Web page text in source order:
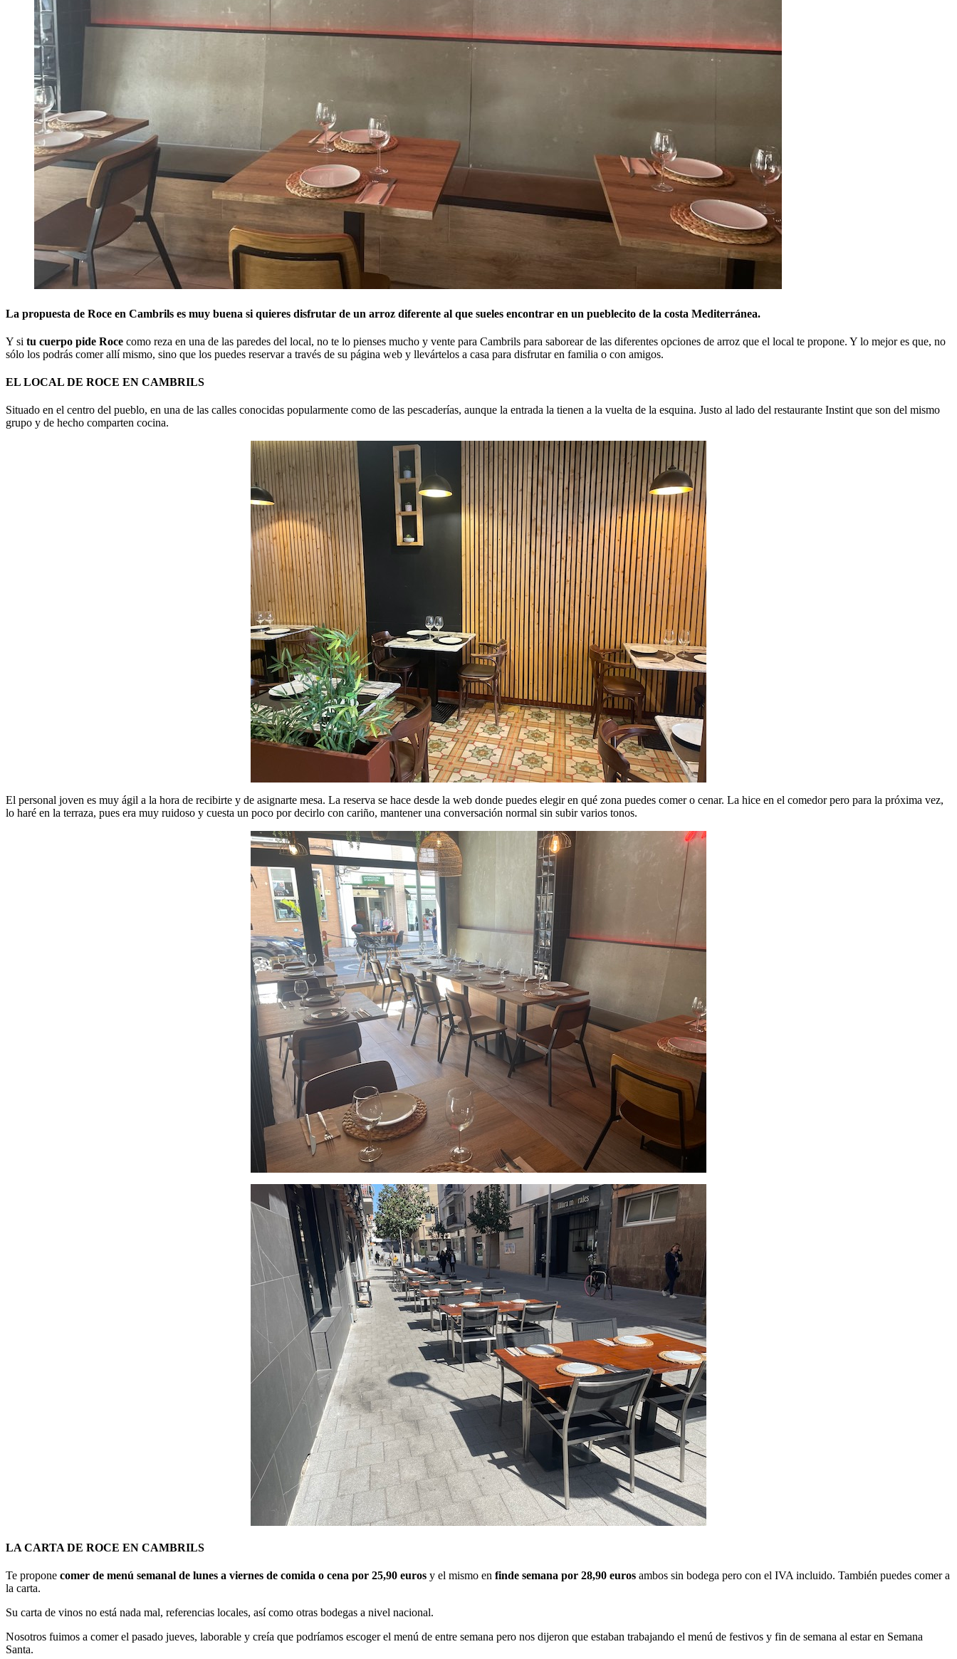
La propuesta de Roce en Cambrils es muy buena si quieres disfrutar de un arroz diferente al que sueles encontrar en un pueblecito de la costa Mediterránea.
Y si tu cuerpo pide Roce como reza en una de las paredes del local, no te lo pienses mucho y vente para Cambrils para saborear de las diferentes opciones de arroz que el local te propone. Y lo mejor es que, no
sólo los podrás comer allí mismo, sino que los puedes reservar a través de su página web y llevártelos a casa para disfrutar en familia o con amigos.
EL LOCAL DE ROCE EN CAMBRILS
Situado en el centro del pueblo, en una de las calles conocidas popularmente como de las pescaderías, aunque la entrada la tienen a la vuelta de la esquina. Justo al lado del restaurante Instint que son del mismo
grupo y de hecho comparten cocina.
El personal joven es muy ágil a la hora de recibirte y de asignarte mesa. La reserva se hace desde la web donde puedes elegir en qué zona puedes comer o cenar. La hice en el comedor pero para la próxima vez,
lo haré en la terraza, pues era muy ruidoso y cuesta un poco por decirlo con cariño, mantener una conversación normal sin subir varios tonos.
LA CARTA DE ROCE EN CAMBRILS
Te propone comer de menú semanal de lunes a viernes de comida o cena por 25,90 euros y el mismo en finde semana por 28,90 euros ambos sin bodega pero con el IVA incluido. También puedes comer a
la carta.
Su carta de vinos no está nada mal, referencias locales, así como otras bodegas a nivel nacional.
Nosotros fuimos a comer el pasado jueves, laborable y creía que podríamos escoger el menú de entre semana pero nos dijeron que estaban trabajando el menú de festivos y fin de semana al estar en Semana
Santa.